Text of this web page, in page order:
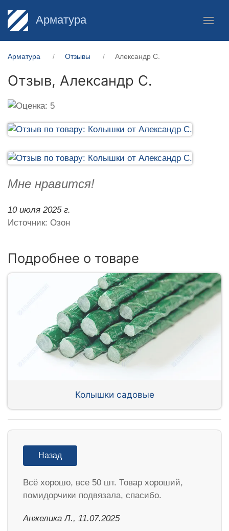
Арматура
Арматура Отзывы Александр С.
Отзыв, Александр С.
Мне нравится!
10 июля 2025 г.
Источник: Озон
Подробнее о товаре
Колышки садовые
Назад
Всё хорошо, все 50 шт. Товар хороший,
помидорчики подвязала, спасибо.
Анжелика Л., 11.07.2025